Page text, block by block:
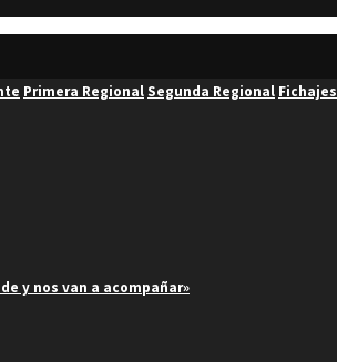
Primera RegionalSegunda Regional Fichajes
y nos van a acompañar»